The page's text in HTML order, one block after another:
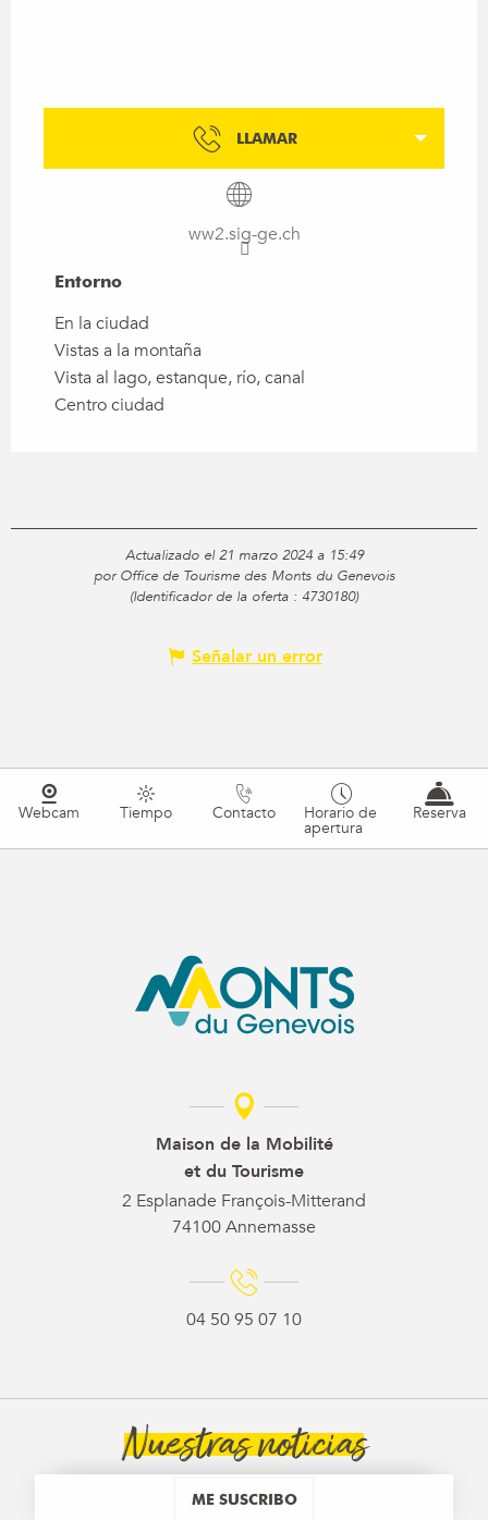
LLAMAR
ww2.sig-ge.ch
Entorno
Entorno
En la ciudad
Vistas a la montaña
Vista al lago, estanque, río, canal
Centro ciudad
Actualizado el 21 marzo 2024 a 15:49
por Office de Tourisme des Monts du Genevois
(Identificador de la oferta : 4730180)
Señalar un error
Webcam Tiempo Contacto Horario de
apertura
Reserva
Maison de la Mobilité
et du Tourisme
2 Esplanade François-Mitterand
74100 Annemasse
04 50 95 07 10
Nuestras noticias
ME SUSCRIBO